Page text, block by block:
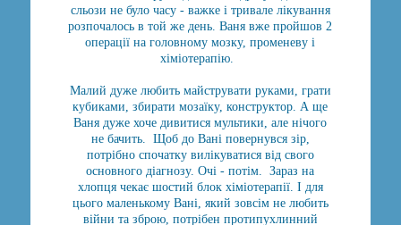
сльози не було часу - важке і тривале лікування
розпочалось в той же день. Ваня вже пройшов 2
операції на головному мозку, променеву і
хіміотерапію.
Малий дуже любить майструвати руками, грати
кубиками, збирати мозаїку, конструктор. А ще
Ваня дуже хоче дивитися мультики, але нічого
не бачить. Щоб до Вані повернувся зір,
потрібно спочатку вилікуватися від свого
основного діагнозу. Очі - потім. Зараз на
хлопця чекає шостий блок хіміотерапії. І для
цього маленькому Вані, який зовсім не любить
війни та зброю, потрібен протипухлинний